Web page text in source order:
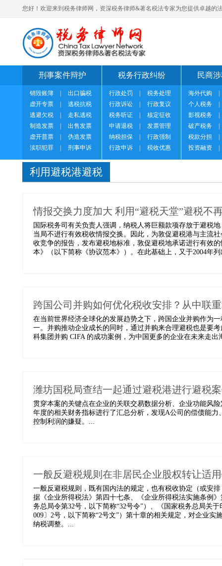
您好！欢迎来到税务律师网，资深税务律师&著名税法专家为您提供卓越的
刑事案件辩护
销毁账簿
出口骗税
虚开专票
逃税抗税
逃避欠税
走私逃税
制造发票
出售发票
虚开普票
伪造发票
渎职犯罪
刑事申诉
税务行政纠纷
行政处罚
税务处理
行政诉讼
行政复议
税务听证
核定征收
申请退税
发票管理
纳税担保
行政强制
行政申诉
税收优惠
民商
海外代购
个人税务
影视税务
破产税务
税款分担
投资融资
利用避税港避税
情报交换力度加大 利用“避税天堂”避税不
国际税务司有关负责人强调，纳税人将巨额款项存放于避税
当局不进行有效税收情报交换。因此，为敦促避税港与主流
收竞争的报告，发布避税地标准，敦促避税地承诺进行有效
本》（以下简称《协议范本》）。在此基础上，又于2004年
跨国公司并购如何优化税收安排？从中联
在当前世界经济全球化的发展趋势之下，跨国企业并购作为
一。并购推动企业成长的同时，通过并购来合理避税也是要
科集团并购 CIFA 的成功案例，为中国更多的企业在未来走
潍坊国税局查结一起通过避税港进行避税
贯穿本案的关键点在企业的关联交易数据分析、企业功能风
年度的相关财务指标进行了汇总分析，发现A公司的偿债能
控制利润的嫌疑。...
一般反避税规则在非居民企业股权转让适
一般反避税规则，既有国内法的规定，也有税收协定（或安
据《企业所得税法》第四十七条、《企业所得税法实施条例
务总局令第32号，以下简称“32号令”）、《国家税务总局关
009〕2号，以下简称“2号文”）第十章的相关规定，对企业
纳税调整。...